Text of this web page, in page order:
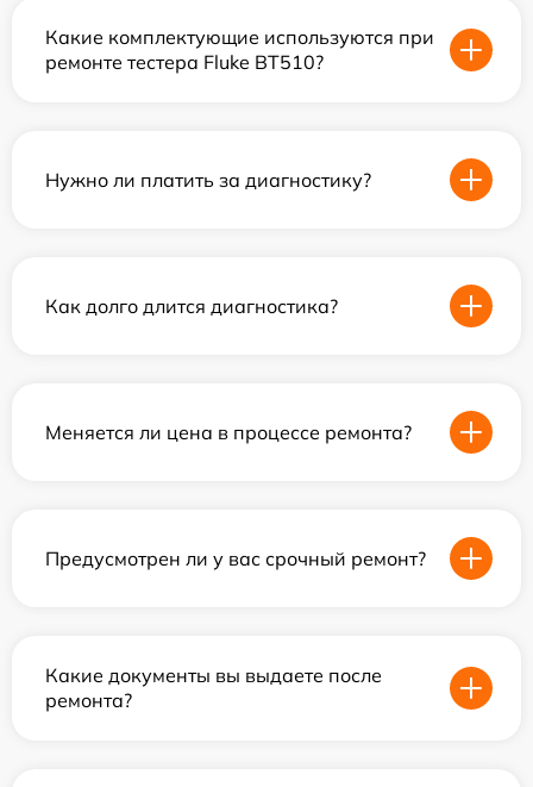
Какие комплектующие используются при
ремонте тестера Fluke BT510?
Нужно ли платить за диагностику?
Как долго длится диагностика?
Меняется ли цена в процессе ремонта?
Предусмотрен ли у вас срочный ремонт?
Какие документы вы выдаете после
ремонта?